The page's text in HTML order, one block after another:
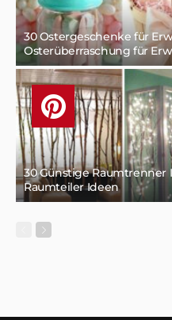
30 Ostergeschenke für
Osterüberraschung für
30 Günstige Raumtrenner
Raumteiler Ideen